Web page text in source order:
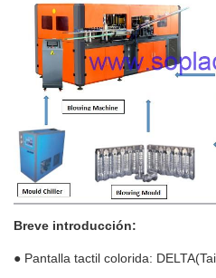
Breve introducción:
● Pantalla tactil colorida: